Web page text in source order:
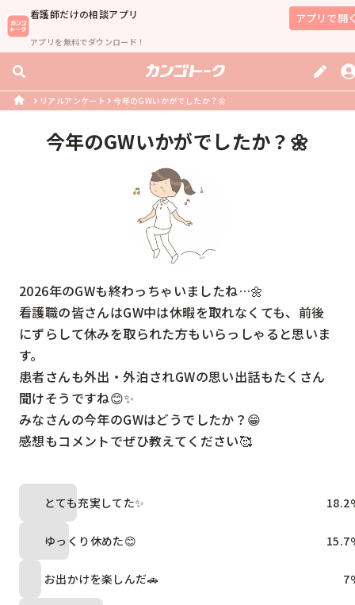
看護師だけの相談アプリ
アプリを無料でダウンロード！
アプリで開
リアルアンケート 今年のGWいかがでしたか？🌼
今年のGWいかがでしたか？🌼
2026年のGWも終わっちゃいましたね…🌼
看護職の皆さんはGW中は休暇を取れなくても、前後
にずらして休みを取られた方もいらっしゃると思いま
す。
患者さんも外出・外泊されGWの思い出話もたくさん
聞けそうですね😊✨
みなさんの今年のGWはどうでしたか？😁
感想もコメントでぜひ教えてください🥰
とても充実してた✨ 18.2
ゆっくり休めた😊 15.7
お出かけを楽しんだ🚗 7